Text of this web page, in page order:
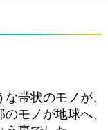
帯状のモノが、
モノが地球へ、